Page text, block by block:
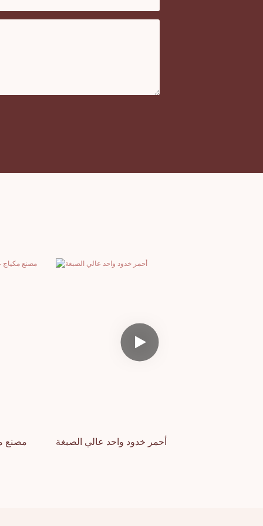
مصنع
أحمر خدود واحد عالي الصبغة